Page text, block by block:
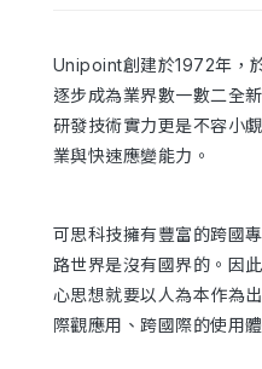
Unipoint創建於1972年，
逐步成為業界數一數二全
研發技術實力更是不容小
業與快速應變能力。
可思科技擁有豐富的跨國
路世界是沒有國界的。因
心思想就要以人為本作為
際觀應用、跨國際的使用